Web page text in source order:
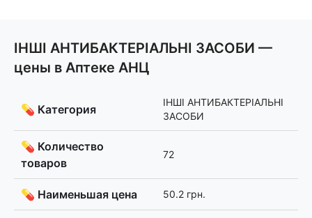
ІНШІ АНТИБАКТЕРІАЛЬНІ ЗАСОБИ —
цены в Аптеке АНЦ
💊 Категория
ІНШІ АНТИБАКТЕРІАЛЬНІ
ЗАСОБИ
💊 Количество
товаров
72
💊 Наименьшая цена 50.2 грн.